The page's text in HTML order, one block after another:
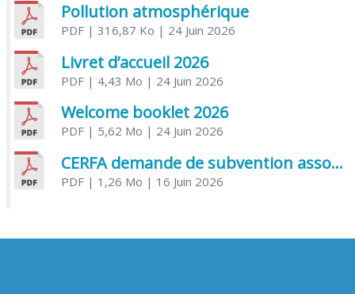
Pollution atmosphérique
PDF| 316,87 Ko | 24 Juin 2026
Livret d’accueil 2026
PDF| 4,43 Mo | 24 Juin 2026
Welcome booklet 2026
PDF| 5,62 Mo | 24 Juin 2026
CERFA demande de subvention association
PDF| 1,26 Mo | 16 Juin 2026